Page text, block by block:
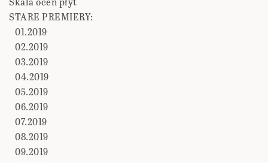
STARE PREMIERY:
01.2019
02.2019
03.2019
04.2019
05.2019
06.2019
07.2019
08.2019
09.2019